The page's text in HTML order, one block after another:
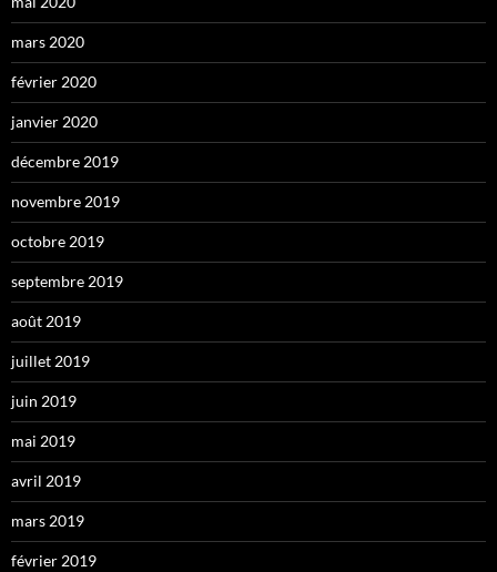
mars 2020
février 2020
janvier 2020
décembre 2019
novembre 2019
octobre 2019
septembre 2019
août 2019
juillet 2019
juin 2019
mai 2019
avril 2019
mars 2019
février 2019